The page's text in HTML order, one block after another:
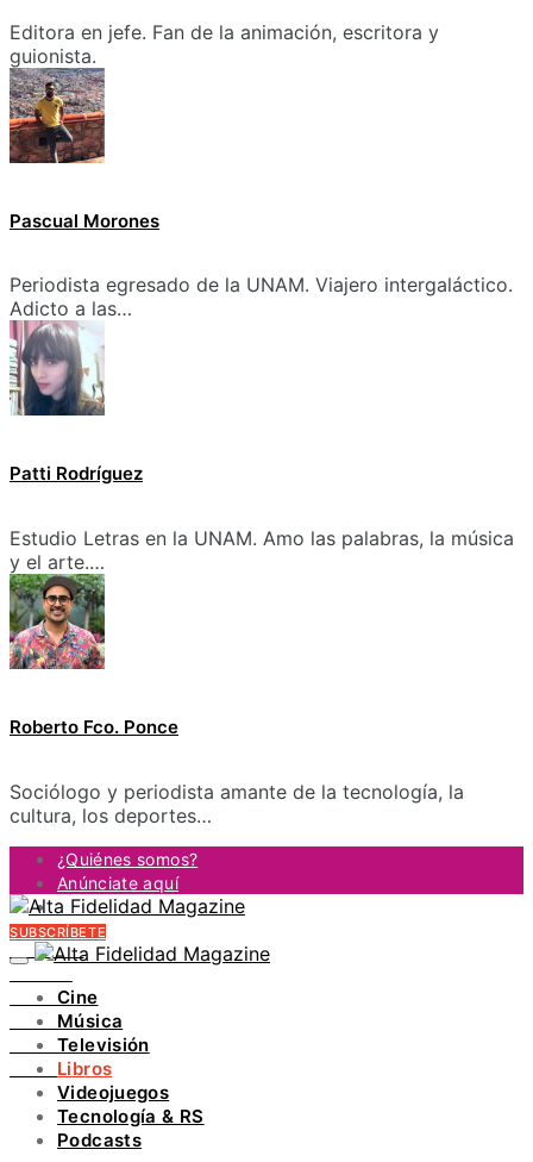
Editora en jefe. Fan de la animación, escritora y
guionista.
Pascual Morones
Periodista egresado de la UNAM. Viajero intergaláctico.
Adicto a las…
Patti Rodríguez
Estudio Letras en la UNAM. Amo las palabras, la música
y el arte.…
Roberto Fco. Ponce
Sociólogo y periodista amante de la tecnología, la
cultura, los deportes…
¿Quiénes somos?
Anúnciate aquí
Contacto
FACEBOOK
INSTAGRAM
PINTEREST
YOUTUBE
LINKEDIN
SUBSCRÍBETE
Cine
Música
Televisión
Libros
Videojuegos
Tecnología & RS
Podcasts